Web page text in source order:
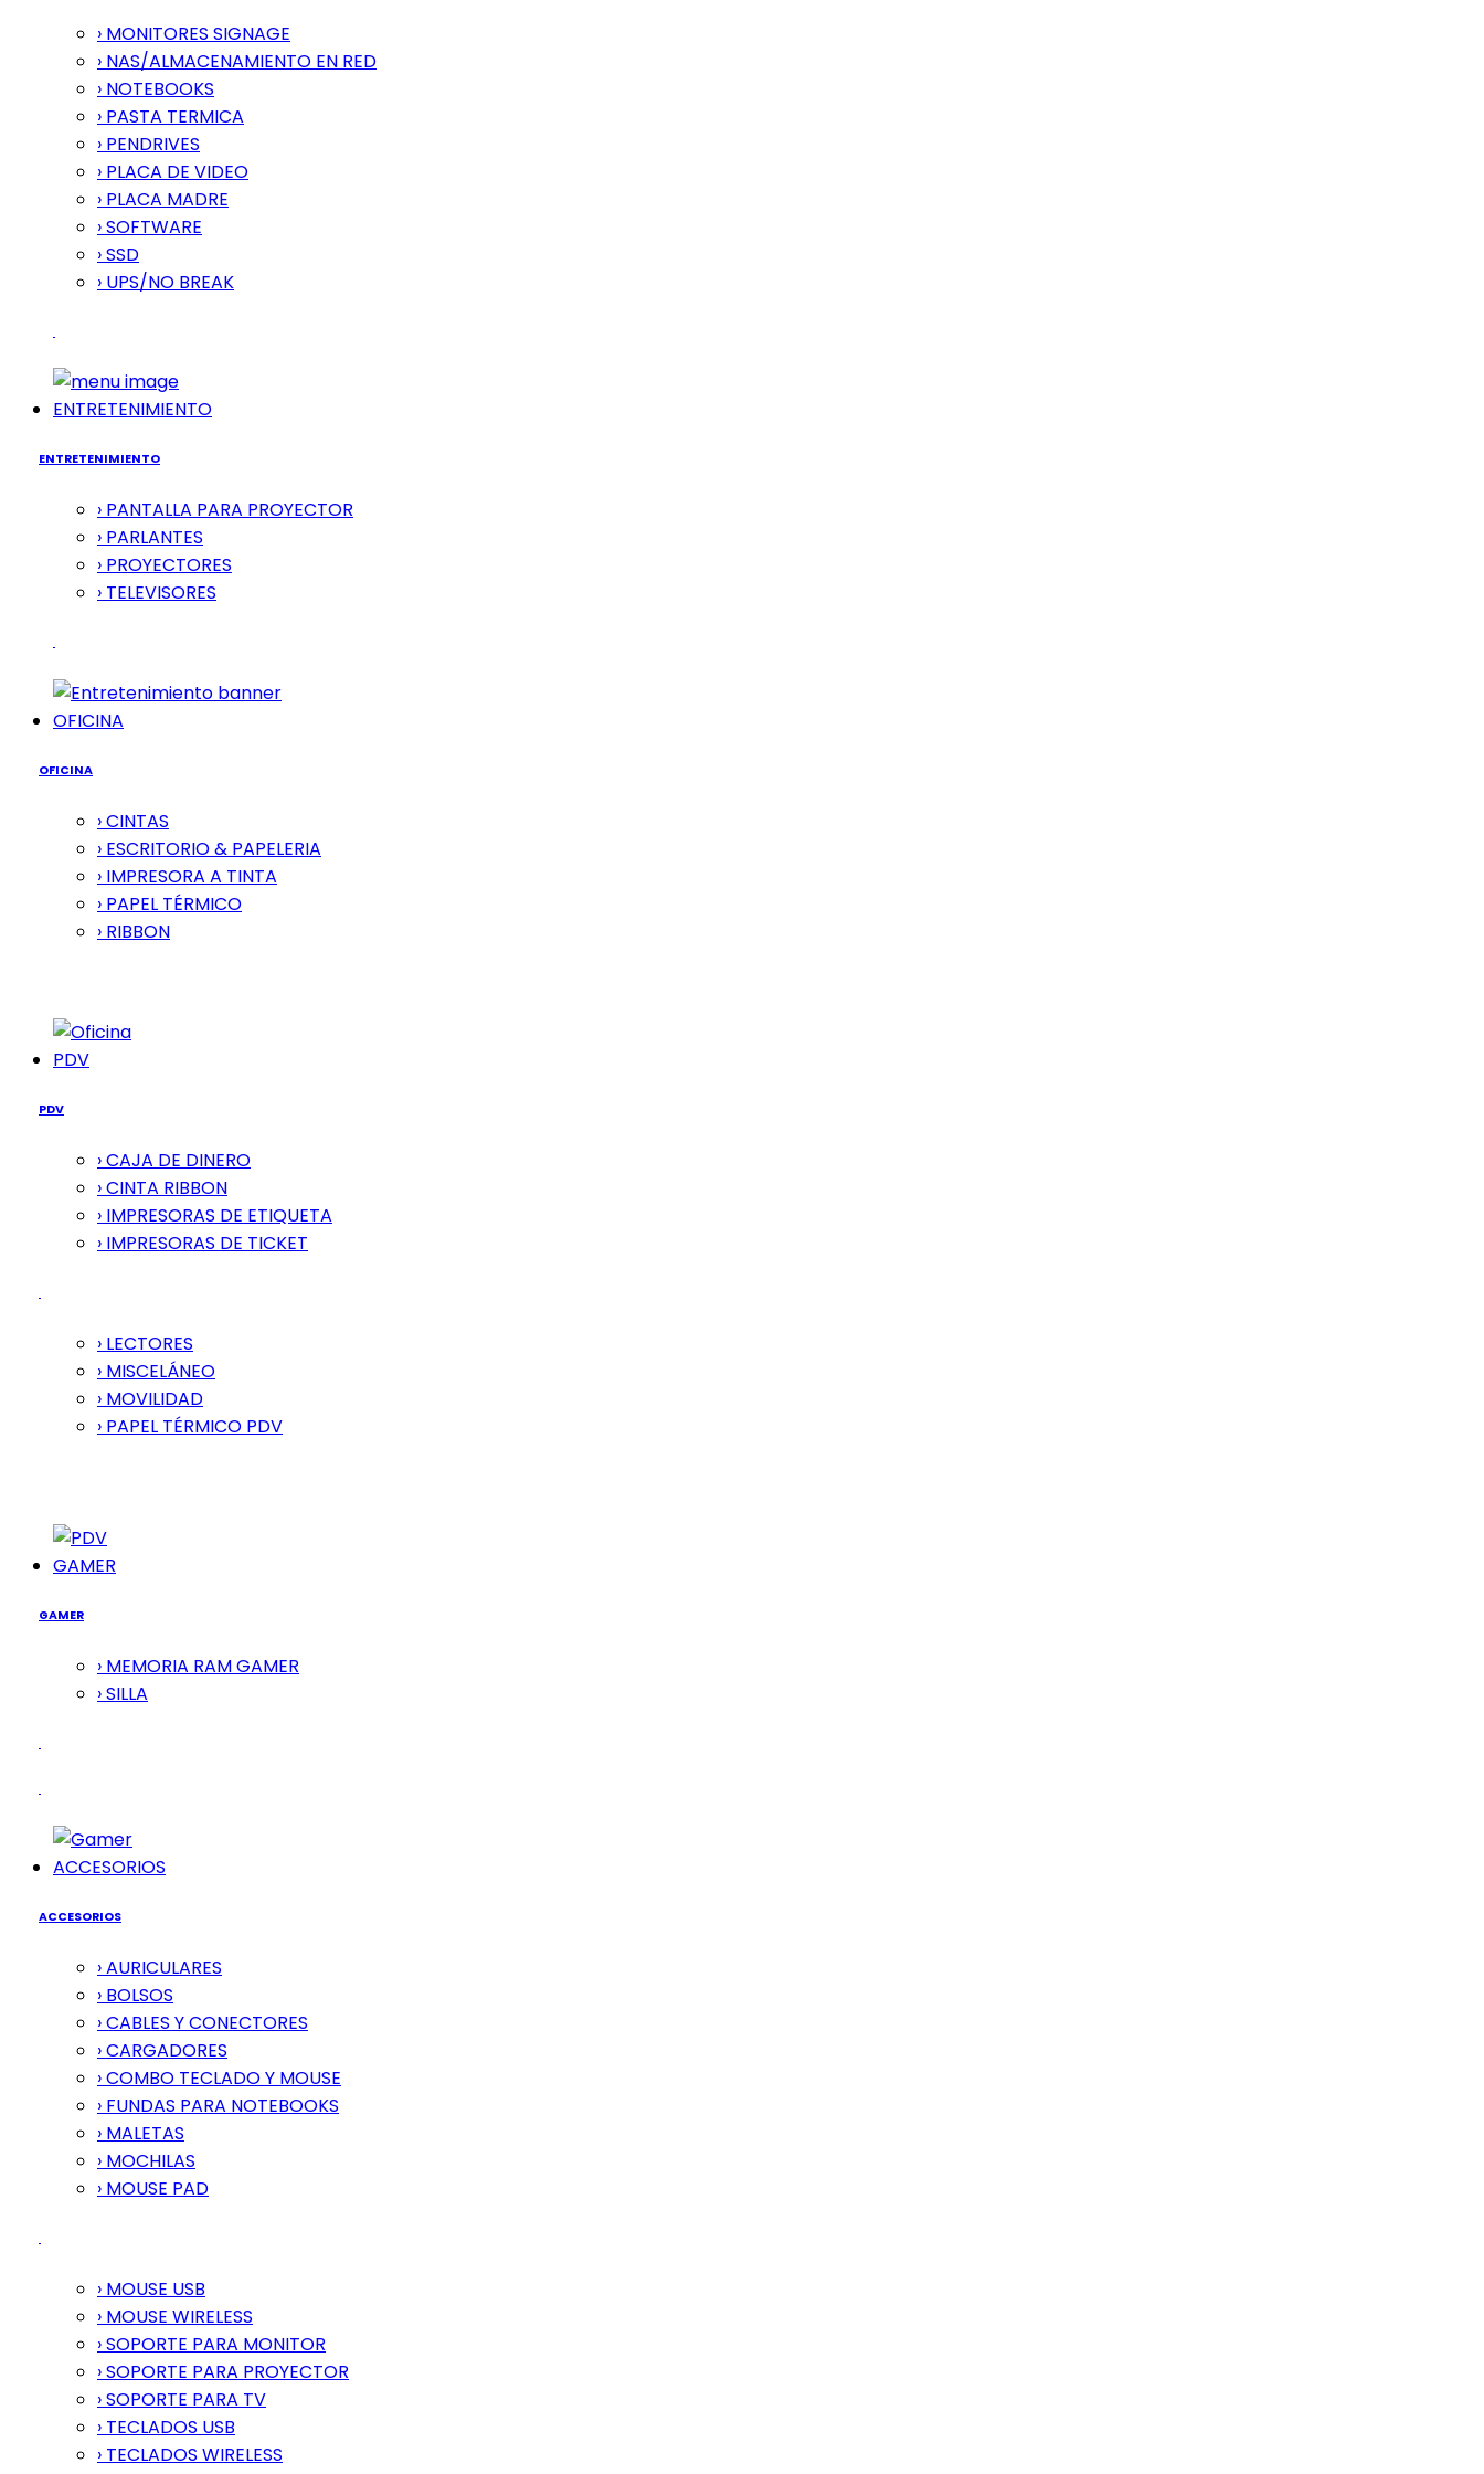
› MONITORES SIGNAGE
› NAS/ALMACENAMIENTO EN RED
› NOTEBOOKS
› PASTA TERMICA
› PENDRIVES
› PLACA DE VIDEO
› PLACA MADRE
› SOFTWARE
› SSD
› UPS/NO BREAK
ENTRETENIMIENTO
ENTRETENIMIENTO
› PANTALLA PARA PROYECTOR
› PARLANTES
› PROYECTORES
› TELEVISORES
OFICINA
OFICINA
› CINTAS
› ESCRITORIO & PAPELERIA
› IMPRESORA A TINTA
› PAPEL TÉRMICO
› RIBBON
PDV
PDV
› CAJA DE DINERO
› CINTA RIBBON
› IMPRESORAS DE ETIQUETA
› IMPRESORAS DE TICKET
› LECTORES
› MISCELÁNEO
› MOVILIDAD
› PAPEL TÉRMICO PDV
GAMER
GAMER
› MEMORIA RAM GAMER
› SILLA
ACCESORIOS
ACCESORIOS
› AURICULARES
› BOLSOS
› CABLES Y CONECTORES
› CARGADORES
› COMBO TECLADO Y MOUSE
› FUNDAS PARA NOTEBOOKS
› MALETAS
› MOCHILAS
› MOUSE PAD
› MOUSE USB
› MOUSE WIRELESS
› SOPORTE PARA MONITOR
› SOPORTE PARA PROYECTOR
› SOPORTE PARA TV
› TECLADOS USB
› TECLADOS WIRELESS